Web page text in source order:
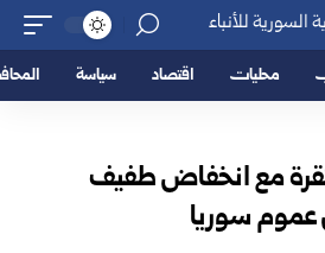
محليات اقتصاد سياسة
مع انخفاض طفيف
عموم سوريا